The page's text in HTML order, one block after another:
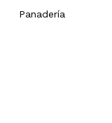
Panadería